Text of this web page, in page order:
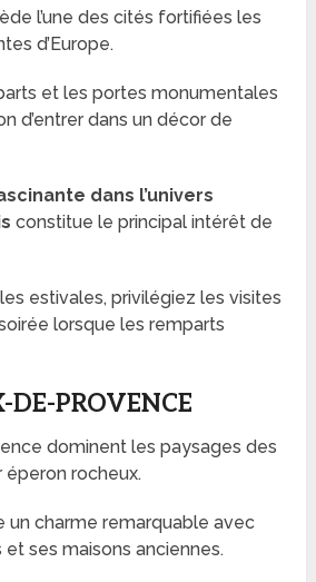
l’une des cités fortifiées les
d’Europe.
et les portes monumentales
d’entrer dans un décor de
dans l’univers
constitue le principal intérêt de
estivales, privilégiez les visites
lorsque les remparts
DE-PROVENCE
dominent les paysages des
éperon rocheux.
un charme remarquable avec
ses maisons anciennes.